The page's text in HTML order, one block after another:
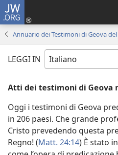
JW.ORG
Annuario dei Testimoni di Geova del
LEGGI IN
Atti dei testimoni di Geova
Oggi i testimoni di Geova
in 206 paesi. Che grande
Cristo prevedendo questa
Regno! (Matt. 24:14) È stato